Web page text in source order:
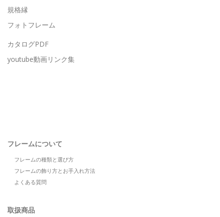
規格縁
フォトフレーム
カタログPDF
youtube動画リンク集
フレームについて
フレームの種類と選び方
フレームの飾り方とお手入れ方法
よくある質問
取扱商品